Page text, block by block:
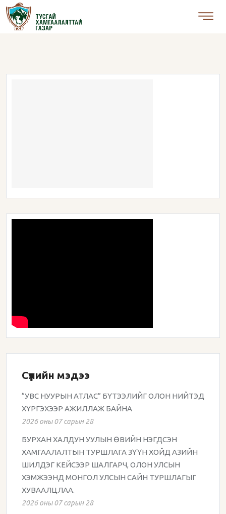
Сүүлийн мэдээ
“УВС НУУРЫН АТЛАС” БҮТЭЭЛИЙГ ОЛОН НИЙТЭД
ХҮРГЭХЭЭР АЖИЛЛАЖ БАЙНА
2026 оны 07 сарын 28
БУРХАН ХАЛДУН УУЛЫН ӨВИЙН НЭГДСЭН
ХАМГААЛАЛТЫН ТУРШЛАГА ЗҮҮН ХОЙД АЗИЙН
ШИЛДЭГ КЕЙСЭЭР ШАЛГАРЧ, ОЛОН УЛСЫН
ХЭМЖЭЭНД МОНГОЛ УЛСЫН САЙН ТУРШЛАГЫГ
ХУВААЛЦЛАА.
2026 оны 07 сарын 28